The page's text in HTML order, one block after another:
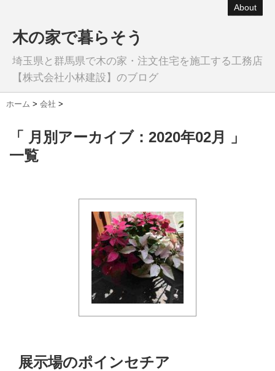
About
木の家で暮らそう
埼玉県と群馬県で木の家・注文住宅を施工する工務店
【株式会社小林建設】のブログ
ホーム > 会社 >
「 月別アーカイブ：2020年02月 」
一覧
展示場のポインセチア